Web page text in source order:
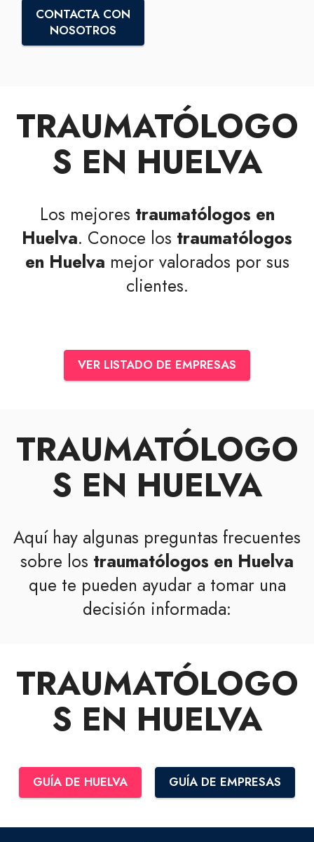
CONTACTA CON
NOSOTROS
TRAUMATÓLOGO
S EN HUELVA
Los mejores traumatólogos en
Huelva. Conoce los traumatólogos
en Huelva mejor valorados por sus
clientes.
VER LISTADO DE EMPRESAS
TRAUMATÓLOGO
S EN HUELVA
Aquí hay algunas preguntas frecuentes
sobre los traumatólogos en Huelva
que te pueden ayudar a tomar una
decisión informada:
TRAUMATÓLOGO
S EN HUELVA
GUÍA DE HUELVA GUÍA DE EMPRESAS